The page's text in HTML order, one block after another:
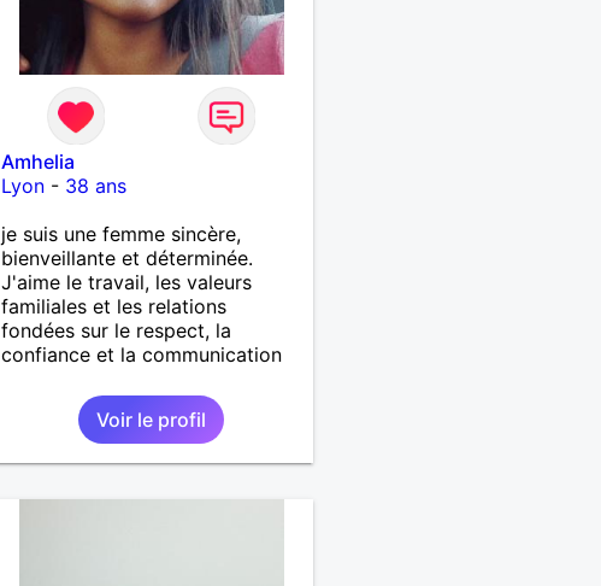
Amhelia
Lyon - 38 ans
je suis une femme sincère,
bienveillante et déterminée.
J'aime le travail, les valeurs
familiales et les relations
fondées sur le respect, la
confiance et la communication
Voir le profil